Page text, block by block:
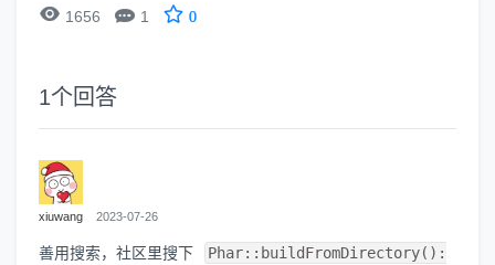
 1656  1 0
1个回答
xiuwang 2023-07-26
善用搜索，社区里搜下
Phar::buildFromDirectory():